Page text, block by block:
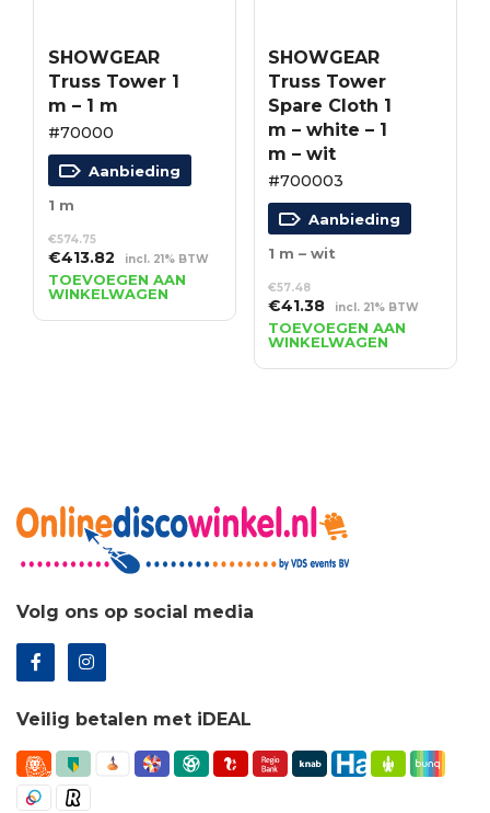
SHOWGEAR
Truss Tower 1
m – 1 m
#70000
Aanbieding
1 m
€574.75
Oorspronkelijke
prijs
was:
€574.75.
€413.82Huidige
prijs
is:
€413.82.
incl. 21% BTW
TOEVOEGEN AAN
WINKELWAGEN
SHOWGEAR
Truss Tower
Spare Cloth 1
m – white – 1
m – wit
#700003
Aanbieding
1 m – wit
€57.48
Oorspronkelijke
prijs
was:
€57.48.
€41.38Huidige
prijs
is:
€41.38.
incl. 21% BTW
TOEVOEGEN AAN
WINKELWAGEN
Volg ons op social media
Veilig betalen met iDEAL